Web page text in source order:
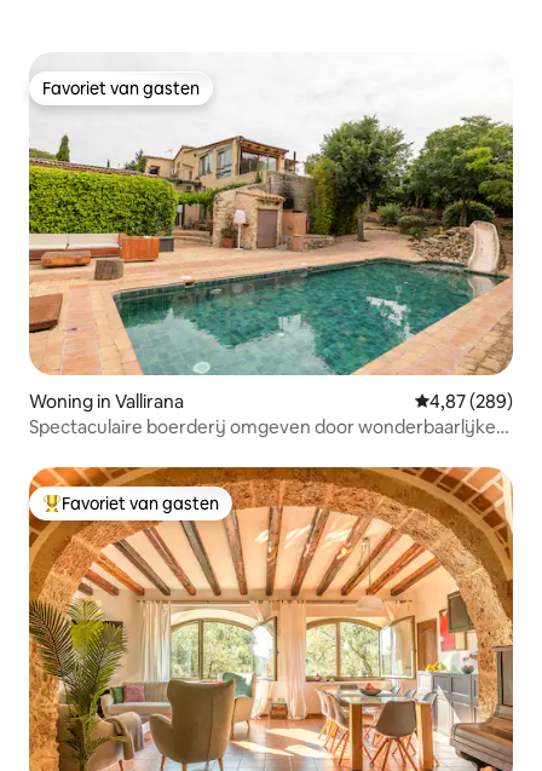
Favoriet van gasten
Favoriet van gasten
Woning in Vallirana Gemiddelde
4,87 (289)
Spectaculaire boerderij omgeven door wonderbaarlijke
Topfavoriet van gasten
Favoriet van gasten